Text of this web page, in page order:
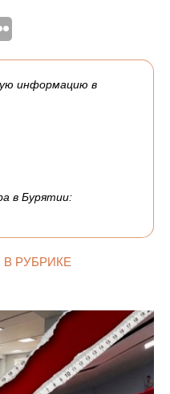
информацию в
в Бурятии:
РУБРИКЕ